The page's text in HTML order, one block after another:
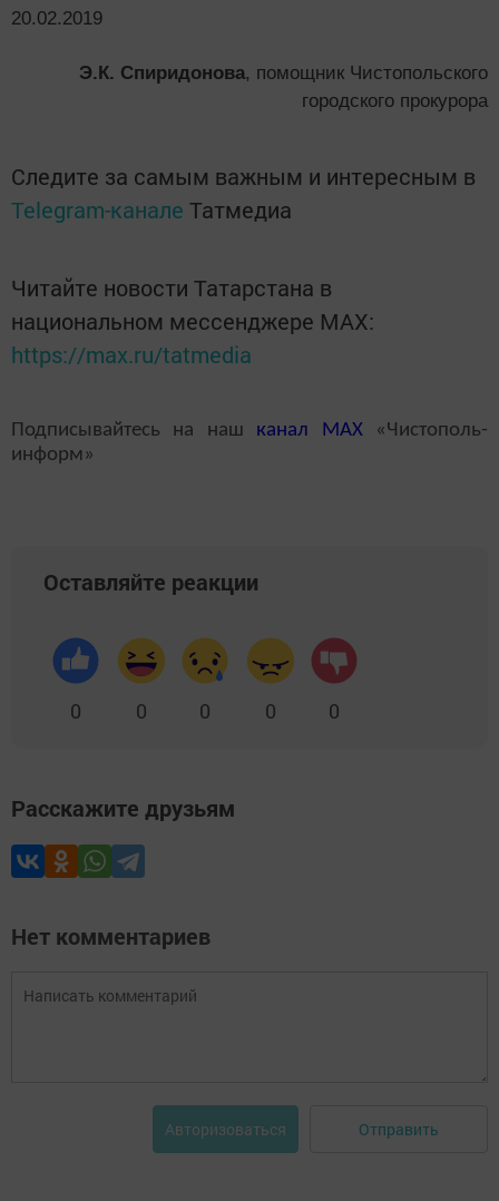
20.02.2019
Э.К. Спиридонова, помощник Чистопольского
городского прокурора
Следите за самым важным и интересным в
Telegram-канале Татмедиа
Читайте новости Татарстана в
национальном мессенджере MАХ:
https://max.ru/tatmedia
Подписывайтесь на наш канал MAX«Чистополь-
информ»
Оставляйте реакции
0 0 0 0 0
Расскажите друзьям
Нет комментариев
Авторизоваться Отправить